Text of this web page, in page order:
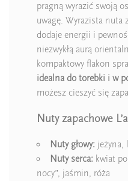
pragną wyrazić swoją
uwagę. Wyrazista nuta
dodaje energii i
niezwykłą aurą
kompaktowy flakon
idealna do torebki i w
możesz cieszyć się
Nuty zapachowe
Nuty głowy: jeżyna,
Nuty serca: kwiat
nocy”, jaśmin, róża